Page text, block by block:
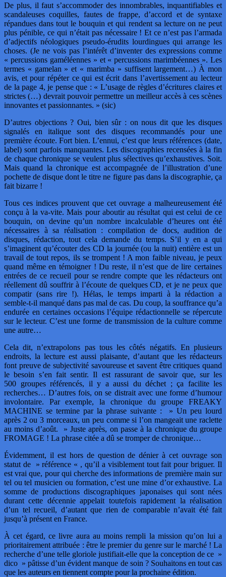
De plus, il faut s’accommoder des innombrables, inquantifiables et
scandaleuses coquilles, fautes de frappe, d’accord et de syntaxe
répandues dans tout le bouquin et qui rendent sa lecture on ne peut
plus pénible, ce qui n’était pas nécessaire ! Et ce n’est pas l’armada
d’adjectifs néologiques pseudo-érudits lourdingues qui arrange les
choses. (Je ne vois pas l’intérêt d’inventer des expressions comme
« percussions gaméléennes » et « percussions marimbéennes ». Les
termes « gamelan » et « marimba » suffisent largement…) À mon
avis, et pour répéter ce qui est écrit dans l’avertissement au lecteur
de la page 4, je pense que : « L’usage de règles d’écritures claires et
strictes (…) devrait pouvoir permettre un meilleur accès à ces scènes
innovantes et passionnantes. » (sic)
D’autres objections ? Oui, bien sûr : on nous dit que les disques
signalés en italique sont des disques recommandés pour une
première écoute. Fort bien. L’ennui, c’est que leurs références (date,
label) sont parfois manquantes. Les discographies recensées à la fin
de chaque chronique se veulent plus sélectives qu’exhaustives. Soit.
Mais quand la chronique est accompagnée de l’illustration d’une
pochette de disque dont le titre ne figure pas dans la discographie, ça
fait bizarre !
Tous ces indices prouvent que cet ouvrage a malheureusement été
conçu à la va-vite. Mais pour aboutir au résultat qui est celui de ce
bouquin, on devine qu’un nombre incalculable d’heures ont été
nécessaires à sa réalisation : compilation de docs, audition de
disques, rédaction, tout cela demande du temps. S’il y en a qui
s’imaginent qu’écouter des CD la journée (ou la nuit) entière est un
travail de tout repos, ils se trompent ! A mon faible niveau, je peux
quand même en témoigner ! Du reste, il n’est que de lire certaines
entrées de ce recueil pour se rendre compte que les rédacteurs ont
réellement dû souffrir à l’écoute de quelques CD, et je ne peux que
compatir (sans rire !). Hélas, le temps imparti à la rédaction a
semble-t-il manqué dans pas mal de cas. Du coup, la souffrance qu’a
endurée en certaines occasions l’équipe rédactionnelle se répercute
sur le lecteur. C’est une forme de transmission de la culture comme
une autre…
Cela dit, n’extrapolons pas tous les côtés négatifs. En plusieurs
endroits, la lecture est aussi plaisante, d’autant que les rédacteurs
font preuve de subjectivité savoureuse et savent être critiques quand
le besoin s’en fait sentir. Il est rassurant de savoir que, sur les
500 groupes référencés, il y a aussi du déchet ; ça facilite les
recherches… D’autres fois, on se distrait avec une forme d’humour
involontaire. Par exemple, la chronique du groupe FREAKY
MACHINE se termine par la phrase suivante : » Un peu lourd
après 2 ou 3 morceaux, un peu comme si l’on mangeait une raclette
au moins d’août. » Juste après, on passe à la chronique du groupe
FROMAGE ! La phrase citée a dû se tromper de chronique…
Évidemment, il est hors de question de dénier à cet ouvrage son
statut de » référence « , qu’il a visiblement tout fait pour briguer. Il
est vrai que, pour qui cherche des informations de première main sur
tel ou tel musicien ou formation, c’est une mine d’or exhaustive. La
somme de productions discographiques japonaises qui sont nées
durant cette décennie appelait toutefois rapidement la réalisation
d’un tel recueil, d’autant que rien de comparable n’avait été fait
jusqu’à présent en France.
À cet égard, ce livre aura au moins rempli la mission qu’on lui a
prioritairement attribuée : être le premier du genre sur le marché ! La
recherche d’une telle gloriole justifiait-elle que la conception de ce »
dico » pâtisse d’un évident manque de soin ? Souhaitons en tout cas
que les auteurs en tiennent compte pour la prochaine édition.